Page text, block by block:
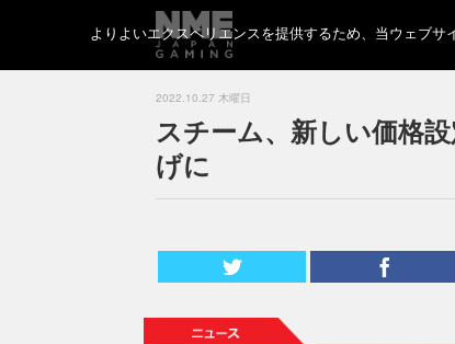
2022.10.27 木曜日
スチーム、新しい価格
げに
よりよいエクスペリエンスを提供するため、当ウェブ